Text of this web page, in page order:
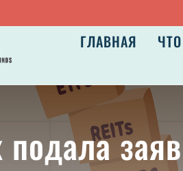
ГЛАВНАЯ
подала